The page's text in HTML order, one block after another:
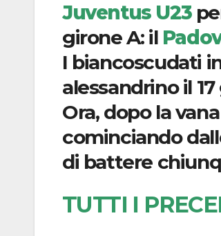
Juventus U23
girone A: il
I biancoscudati
alessandrino il
Ora, dopo la
cominciando
di battere
TUTTI I